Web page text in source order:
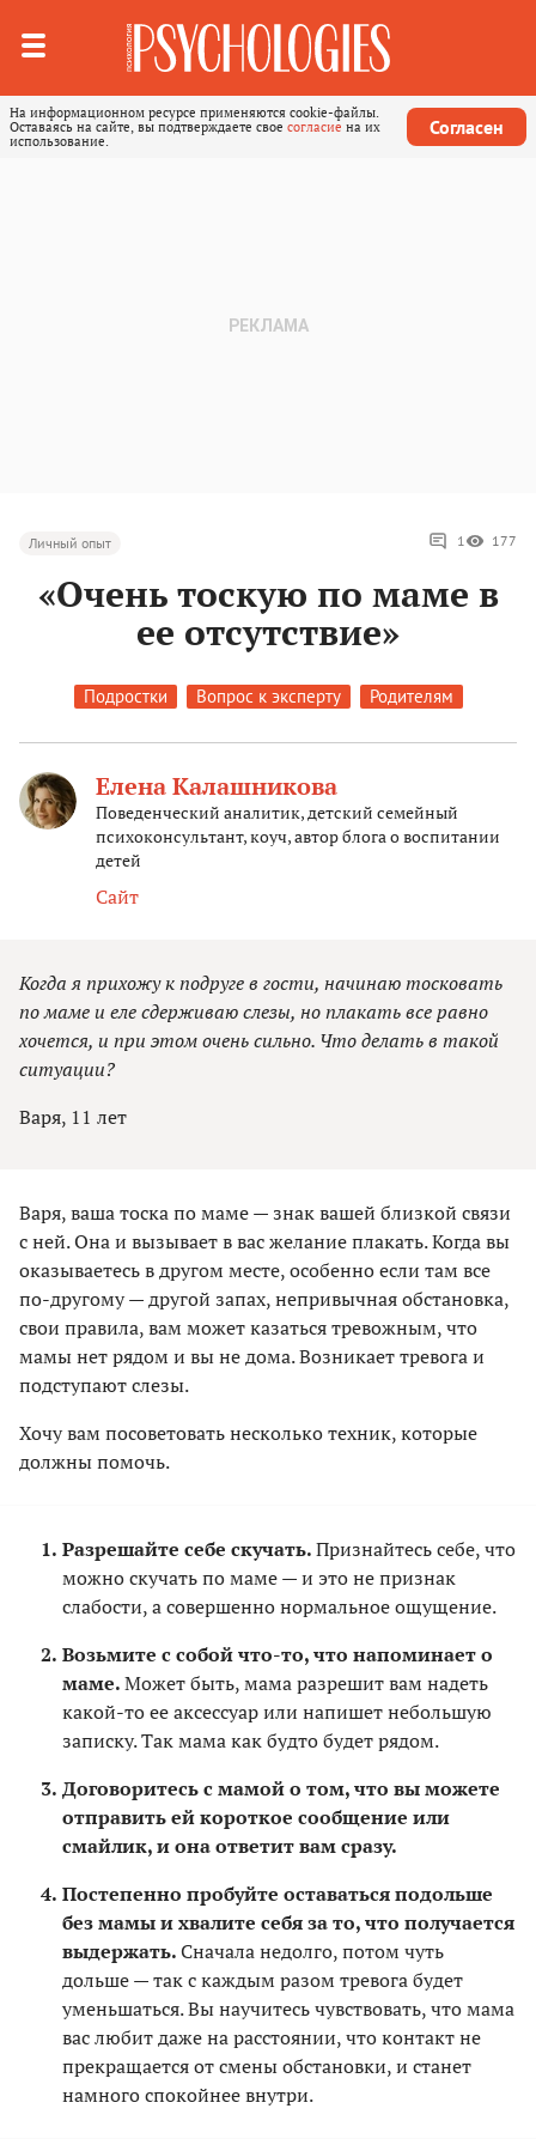
На информационном ресурсе применяются cookie-файлы.
Оставаясь на сайте, вы подтверждаете свое согласие на их
использование.
Согласен
Личный опыт 1 177
«Очень тоскую по маме в
ее отсутствие»
Подростки Вопрос к эксперту Родителям
Елена Калашникова
Поведенческий аналитик, детский семейный
психоконсультант, коуч, автор блога о воспитании
детей
Сайт
Когда я прихожу к подруге в гости, начинаю тосковать
по маме и еле сдерживаю слезы, но плакать все равно
хочется, и при этом очень сильно. Что делать в такой
ситуации?
Варя, 11 лет
Варя, ваша тоска по маме — знак вашей близкой связи
с ней. Она и вызывает в вас желание плакать. Когда вы
оказываетесь в другом месте, особенно если там все
по-другому — другой запах, непривычная обстановка,
свои правила, вам может казаться тревожным, что
мамы нет рядом и вы не дома. Возникает тревога и
подступают слезы.
Хочу вам посоветовать несколько техник, которые
должны помочь.
Разрешайте себе скучать.Признайтесь себе, что
можно скучать по маме — и это не признак
слабости, а совершенно нормальное ощущение.
Возьмите с собой что-то, что напоминает о
маме.Может быть, мама разрешит вам надеть
какой-то ее аксессуар или напишет небольшую
записку. Так мама как будто будет рядом.
Договоритесь с мамой о том, что вы можете
отправить ей короткое сообщение или
смайлик, и она ответит вам сразу.
Постепенно пробуйте оставаться подольше
без мамы и хвалите себя за то, что получается
выдержать.Сначала недолго, потом чуть
дольше — так с каждым разом тревога будет
уменьшаться. Вы научитесь чувствовать, что мама
вас любит даже на расстоянии, что контакт не
прекращается от смены обстановки, и станет
намного спокойнее внутри.